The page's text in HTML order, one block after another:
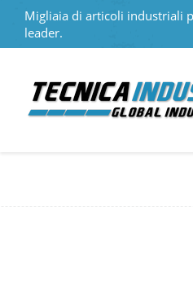
Migliaia di articoli industriali
leader.